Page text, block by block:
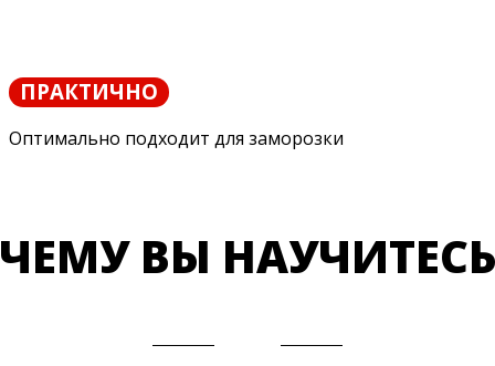
ПРАКТИЧНО
Оптимально подходит для заморозки
ЧЕМУ ВЫ НАУЧИТЕСЬ